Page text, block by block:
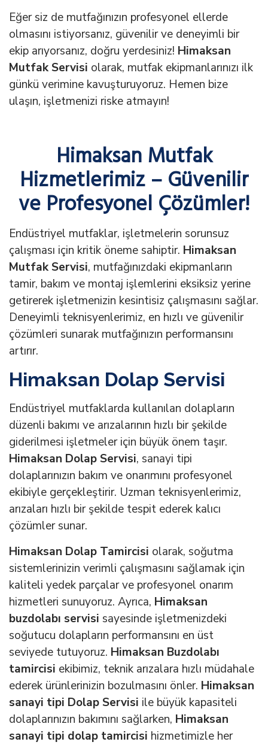
Eğer siz de mutfağınızın profesyonel ellerde
olmasını istiyorsanız, güvenilir ve deneyimli bir
ekip arıyorsanız, doğru yerdesiniz! Himaksan
Mutfak Servisi olarak, mutfak ekipmanlarınızı ilk
günkü verimine kavuşturuyoruz. Hemen bize
ulaşın, işletmenizi riske atmayın!
Himaksan Mutfak
Hizmetlerimiz – Güvenilir
ve Profesyonel Çözümler!
Endüstriyel mutfaklar, işletmelerin sorunsuz
çalışması için kritik öneme sahiptir. Himaksan
Mutfak Servisi, mutfağınızdaki ekipmanların
tamir, bakım ve montaj işlemlerini eksiksiz yerine
getirerek işletmenizin kesintisiz çalışmasını sağlar.
Deneyimli teknisyenlerimiz, en hızlı ve güvenilir
çözümleri sunarak mutfağınızın performansını
artırır.
Himaksan Dolap Servisi
Endüstriyel mutfaklarda kullanılan dolapların
düzenli bakımı ve arızalarının hızlı bir şekilde
giderilmesi işletmeler için büyük önem taşır.
Himaksan Dolap Servisi, sanayi tipi
dolaplarınızın bakım ve onarımını profesyonel
ekibiyle gerçekleştirir. Uzman teknisyenlerimiz,
arızaları hızlı bir şekilde tespit ederek kalıcı
çözümler sunar.
Himaksan Dolap Tamircisi olarak, soğutma
sistemlerinizin verimli çalışmasını sağlamak için
kaliteli yedek parçalar ve profesyonel onarım
hizmetleri sunuyoruz. Ayrıca, Himaksan
buzdolabı servisi sayesinde işletmenizdeki
soğutucu dolapların performansını en üst
seviyede tutuyoruz. Himaksan Buzdolabı
tamircisi ekibimiz, teknik arızalara hızlı müdahale
ederek ürünlerinizin bozulmasını önler. Himaksan
sanayi tipi Dolap Servisi ile büyük kapasiteli
dolaplarınızın bakımını sağlarken, Himaksan
sanayi tipi dolap tamircisi hizmetimizle her